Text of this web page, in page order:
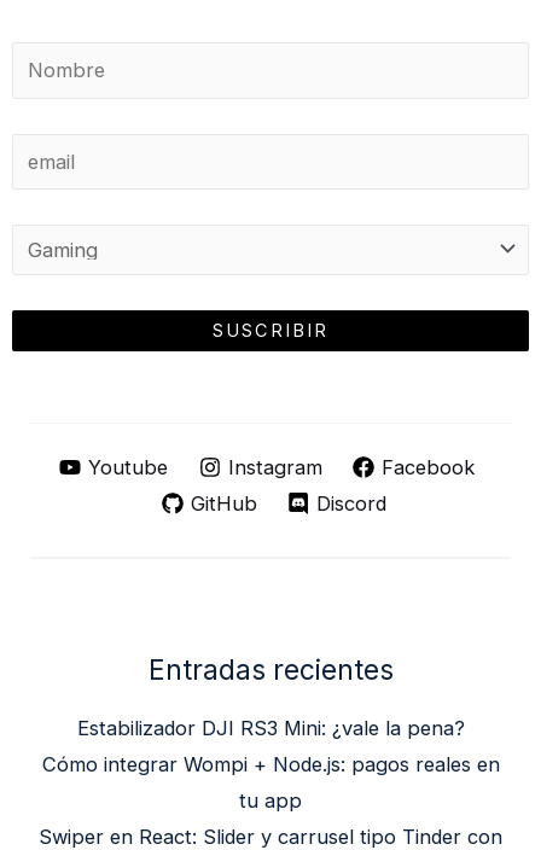
Youtube Instagram
Facebook
GitHub
Discord
Entradas recientes
Estabilizador DJI RS3 Mini: ¿vale la pena?
Cómo integrar Wompi + Node.js: pagos reales en
tu app
Swiper en React: Slider y carrusel tipo Tinder con